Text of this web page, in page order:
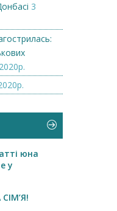
3
юна
у